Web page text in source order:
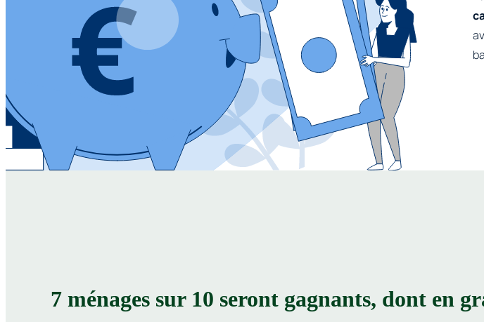
7 ménages sur 10 seront gagnants, dont en